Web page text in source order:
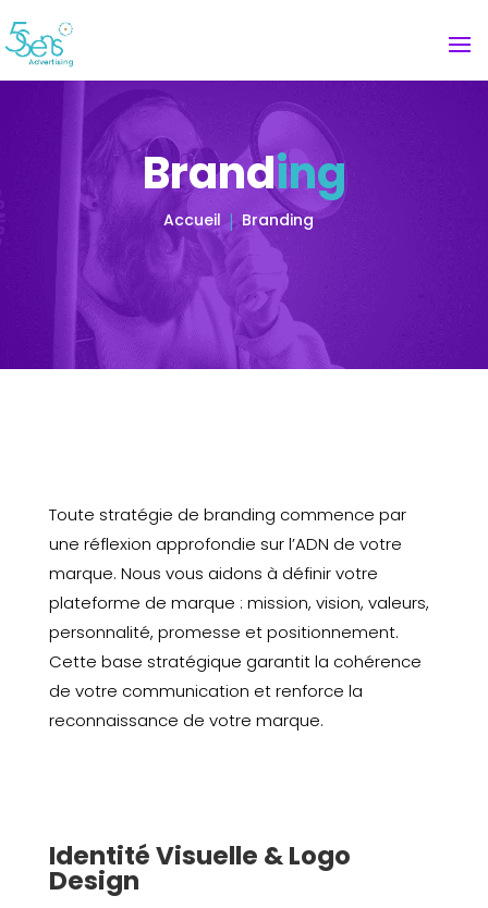
Branding
Accueil Branding
Toute stratégie de branding commence par
une réflexion approfondie sur l’ADN de votre
marque. Nous vous aidons à définir votre
plateforme de marque : mission, vision, valeurs,
personnalité, promesse et positionnement.
Cette base stratégique garantit la cohérence
de votre communication et renforce la
reconnaissance de votre marque.
Identité Visuelle & Logo
Design